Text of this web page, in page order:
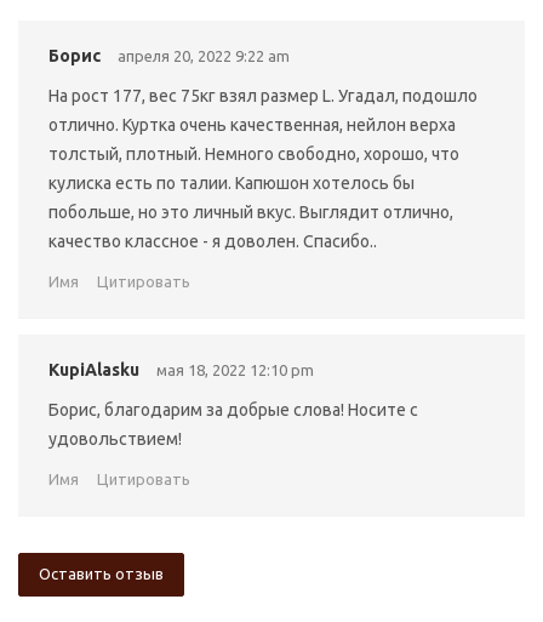
Борис апреля 20, 2022 9:22 am
На рост 177, вес 75кг взял размер L. Угадал, подошло
отлично. Куртка очень качественная, нейлон верха
толстый, плотный. Немного свободно, хорошо, что
кулиска есть по талии. Капюшон хотелось бы
побольше, но это личный вкус. Выглядит отлично,
качество классное - я доволен. Спасибо..
Имя Цитировать
KupiAlasku мая 18, 2022 12:10 pm
Борис, благодарим за добрые слова! Носите с
удовольствием!
Имя Цитировать
Оставить отзыв